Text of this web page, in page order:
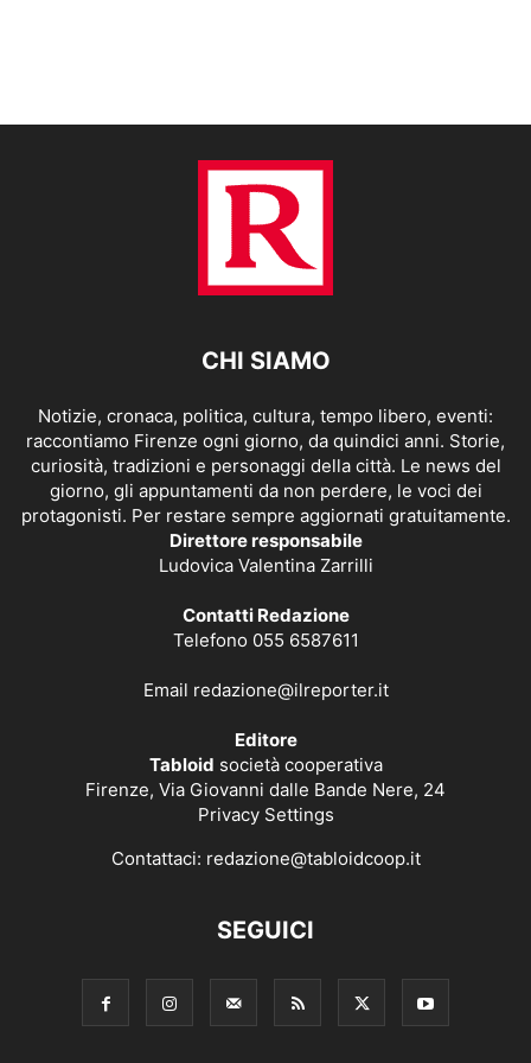
CHI SIAMO
Notizie, cronaca, politica, cultura, tempo libero, eventi:
raccontiamo Firenze ogni giorno, da quindici anni. Storie,
curiosità, tradizioni e personaggi della città. Le news del
giorno, gli appuntamenti da non perdere, le voci dei
protagonisti. Per restare sempre aggiornati gratuitamente.
Direttore responsabile
Ludovica Valentina Zarrilli
Contatti Redazione
Telefono 055 6587611
Email redazione@ilreporter.it
Editore
Tabloid società cooperativa
Firenze, Via Giovanni dalle Bande Nere, 24
Privacy Settings
Contattaci: redazione@tabloidcoop.it
SEGUICI